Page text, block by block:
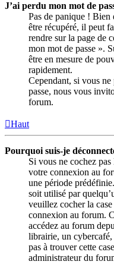
J’ai perdu mon mot de
Pas de panique ! Bien
être récupéré, il peut
rendre sur la page de
mon mot de passe ».
être en mesure de
rapidement.
Cependant, si vous
passe, nous vous
forum.
Haut
Pourquoi suis-je
Si vous ne cochez
votre connexion au
une période
soit utilisé par
veuillez cocher la
connexion au forum.
accédez au forum
librairie, un
pas à trouver cette
administrateur du